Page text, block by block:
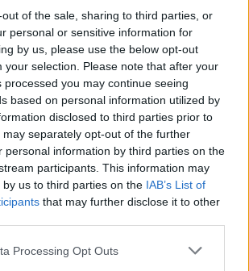
of the sale, sharing to third parties, or
personal or sensitive information for
by us, please use the below opt-out
your selection. Please note that after your
processed you may continue seeing
based on personal information utilized by
disclosed to third parties prior to
separately opt-out of the further
personal information by third parties on the
participants. This information may
us to third parties on the IAB’s List of
that may further disclose it to other
Processing Opt Outs